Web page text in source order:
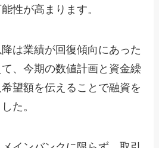
性が高まります。
は業績が回復傾向にあった
、今期の数値計画と資金繰
望額を伝えることで融資を
た。